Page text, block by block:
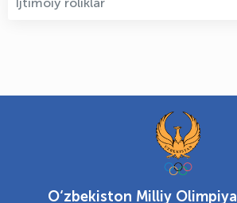
O‘zbekiston Milliy